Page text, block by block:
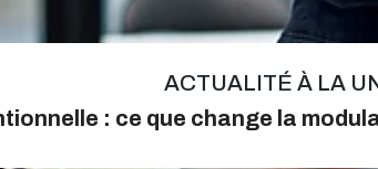
ACTUALITÉ À LA
: ce que change la